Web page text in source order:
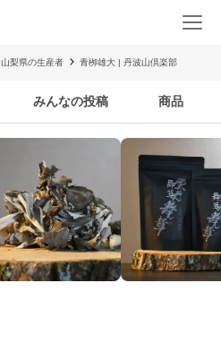
山梨県の生産者 青栁雄大 | 丹波山倶楽部
みんなの投稿 商品